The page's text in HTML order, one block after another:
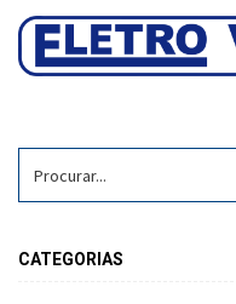
CATEGORIAS